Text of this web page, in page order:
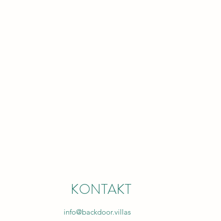
KONTAKT
info@backdoor.villas